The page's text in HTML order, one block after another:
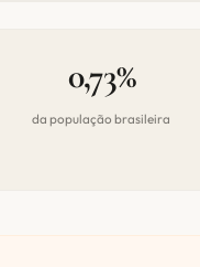
0,73%
da população brasileira